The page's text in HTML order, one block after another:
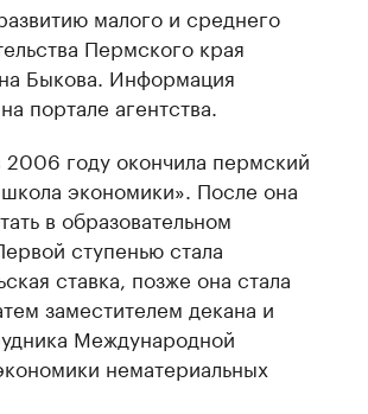
малого и среднего
Пермского края
Быкова. Информация
портале агентства.
году окончила пермский
экономики». После она
в образовательном
ступенью стала
ставка, позже она стала
заместителем декана и
Международной
нематериальных